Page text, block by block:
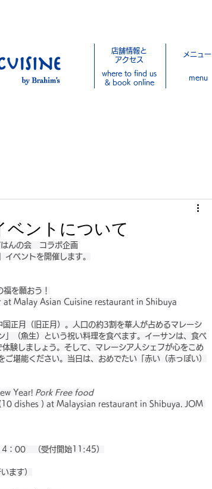
店舗情報と
アクセス
where to find us
& book online
メニュー
menu
ベントについて
んの会　コラボ企画
ベントを開催します。
を願おう！
Malay Asian Cuisine restaurant in Shibuya
正月（旧正月）。人口の約3割を華人が占めるマレーシ
」（魚生）という祝い料理を食べます。イーサンは、食べ
体験しましょう。そして、マレーシア人シェフが心をこめ
堪能ください。当日は、おめでたい「赤い（赤っぽい）
Year! Pork Free food
dishes ) at Malaysian restaurant in Shibuya. JOM
：00　（受付開始11:45）
ます）